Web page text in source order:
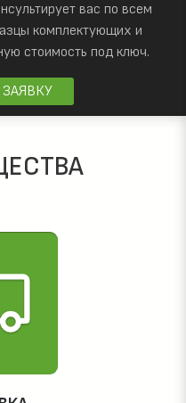
вас по всем
комплектующих и
стоимость под ключ.